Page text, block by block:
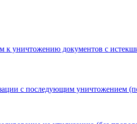
к уничтожению документов с
с последующим уничтожением